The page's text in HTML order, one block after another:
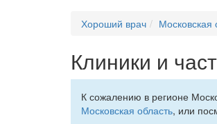
Хороший врач Московская
Клиники и
К сожалению в регионе
Московская область, или